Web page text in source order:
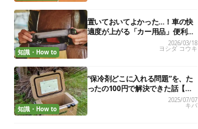
知識・How to
置いておいてよかった…！車の快
適度が上がる「カー用品」便利グ
ッズ27選
2026/03/18
ヨシダ コウキ
知識・How to
“保冷剤どこに入れる問題”を、た
ったの100円で解決できた話【超
簡単DIY】
2025/07/07
キバ